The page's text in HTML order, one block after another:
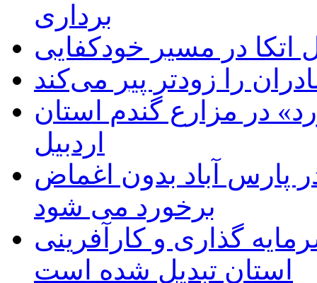
برداری
در مسیر خودکفایی
را زودتر پیر می‌کند
در مزارع گندم استان
اردبیل
پارس آباد بدون اغماض
برخورد می شود
گذاری و کارآفرینی
استان تبدیل شده است